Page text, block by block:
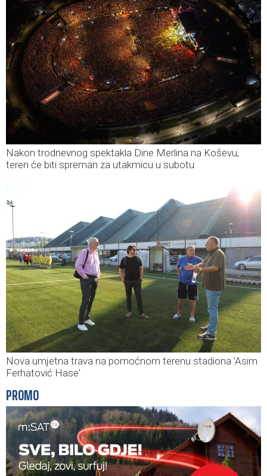
Nakon trodnevnog spektakla Dine Merlina na Koševu,
teren će biti spreman za utakmicu u subotu
Nova umjetna trava na pomoćnom terenu stadiona 'Asim
Ferhatović Hase'
PROMO